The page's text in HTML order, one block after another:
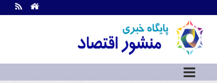
اطلاعات
تماس
ما
درباره